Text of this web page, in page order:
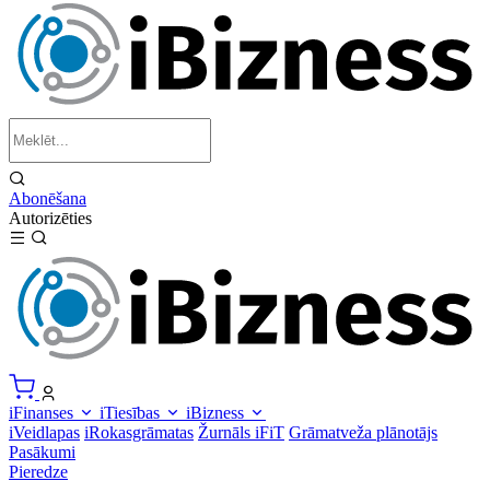
Abonēšana
Autorizēties
iFinanses iTiesības
iBizness
iVeidlapas iRokasgrāmatas Žurnāls iFiT Grāmatveža plānotājs
Pasākumi
Pieredze